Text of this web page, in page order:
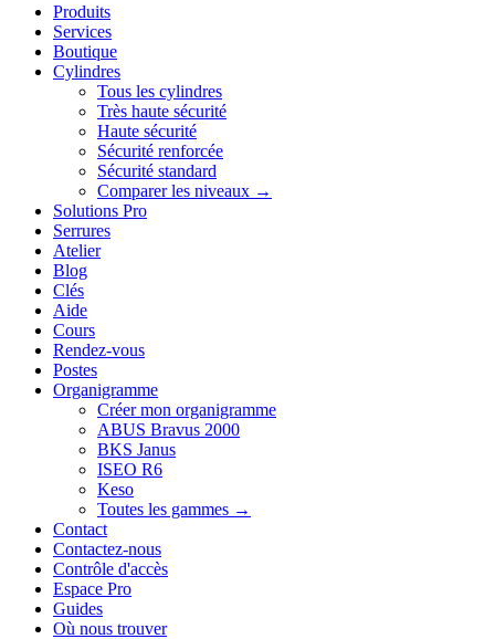
Produits
Services
Boutique
Cylindres
Tous les cylindres
Très haute sécurité
Haute sécurité
Sécurité renforcée
Sécurité standard
Comparer les niveaux →
Solutions Pro
Serrures
Atelier
Blog
Clés
Aide
Cours
Rendez-vous
Postes
Organigramme
Créer mon organigramme
ABUS Bravus 2000
BKS Janus
ISEO R6
Keso
Toutes les gammes →
Contact
Contactez-nous
Contrôle d'accès
Espace Pro
Guides
Où nous trouver